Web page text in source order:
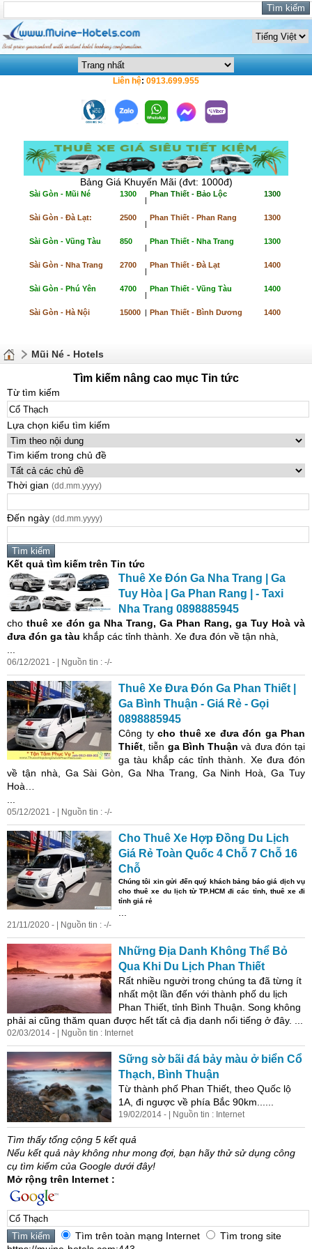
Liên hệ: 0913.699.955
Bảng Giá Khuyến Mãi (đvt: 1000đ)
Sài Gòn - Mũi Né 1300
|
Phan Thiết - Bảo Lộc 1300
Sài Gòn - Đà Lạt: 2500
|
Phan Thiết - Phan Rang 1300
Sài Gòn - Vũng Tàu 850
|
Phan Thiết - Nha Trang 1300
Sài Gòn - Nha Trang 2700
|
Phan Thiết - Đà Lạt 1400
Sài Gòn - Phú Yên 4700
|
Phan Thiết - Vũng Tàu 1400
Sài Gòn - Hà Nội 15000 | Phan Thiết - Bình Dương 1400
Mũi Né - Hotels
Tìm kiếm nâng cao mục Tin tức
Từ tìm kiếm
Lựa chọn kiểu tìm kiếm
Tìm kiếm trong chủ đề
Thời gian (dd.mm.yyyy)
Đến ngày (dd.mm.yyyy)
Kết quả tìm kiếm trên Tin tức
Thuê Xe Đón Ga Nha Trang | Ga
Tuy Hòa | Ga Phan Rang | - Taxi
Nha Trang 0898885945
cho thuê xe đón ga Nha Trang, Ga Phan Rang, ga Tuy Hoà và
đưa đón ga tàu khắp các tỉnh thành. Xe đưa đón về tận nhà,
06/12/2021 - | Nguồn tin : -/-
Thuê Xe Đưa Đón Ga Phan Thiết |
Ga Bình Thuận - Giá Rẻ - Gọi
0898885945
Công ty cho thuê xe đưa đón ga Phan
Thiết , tiễn ga Bình Thuận và đưa đón tại
ga tàu khắp các tỉnh thành. Xe đưa đón
về tận nhà, Ga Sài Gòn, Ga Nha Trang, Ga Ninh Hoà, Ga Tuy
Hoà…
05/12/2021 - | Nguồn tin : -/-
Cho Thuê Xe Hợp Đồng Du Lịch
Giá Rẻ Toàn Quốc 4 Chỗ 7 Chỗ 16
Chỗ
Chúng tôi xin gửi đến quý khách bảng báo giá dịch vụ
cho thuê xe du lịch từ TP.HCM đi các tỉnh, thuê xe đi
tỉnh giá rẻ
21/11/2020 - | Nguồn tin : -/-
Những Địa Danh Không Thể Bỏ
Qua Khi Du Lịch Phan Thiết
Rất nhiều người trong chúng ta đã từng ít
nhất một lần đến với thành phố du lịch
Phan Thiết, tỉnh Bình Thuận. Song không
phải ai cũng thăm quan được hết tất cả địa danh nổi tiếng ở đây. ...
02/03/2014 - | Nguồn tin : Internet
Sững sờ bãi đá bảy màu ở biển Cổ
Thạch, Bình Thuận
Từ thành phố Phan Thiết, theo Quốc lộ
1A, đi ngược về phía Bắc 90km......
19/02/2014 - | Nguồn tin : Internet
Tìm thấy tổng cộng 5 kết quả
Nếu kết quả này không như mong đợi, bạn hãy thử sử dụng công
cụ tìm kiếm của Google dưới đây!
Mở rộng trên Internet :
Tìm trên toàn mạng Internet
Tìm trong site